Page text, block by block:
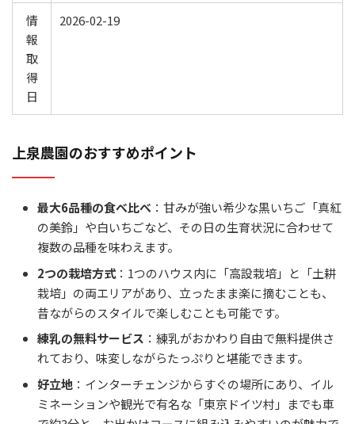
情
報
取
得
日
2026-02-19
上泉農園のおすすめポイント
最大6品種の食べ比べ ：甘みが強い希少な黒いちご「真紅
の美鈴」や白いちごなど、その日の生育状況に合わせて
複数の品種を味わえます。
2つの栽培方式：1つのハウス内に「高設栽培」と「土耕
栽培」の両エリアがあり、立ったまま楽に摘むことも、
昔ながらのスタイルで楽しむことも可能です。
練乳の無料サービス ：練乳がおかわり自由で無料提供さ
れており、味変しながらたっぷりと堪能できます。
好立地 ：インターチェンジからすぐの場所にあり、イル
ミネーションや観光で有名な「東京ドイツ村」までも車